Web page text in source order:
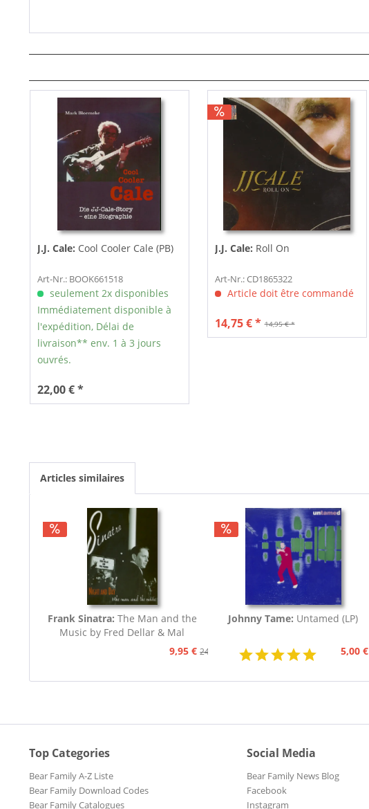
J.J. Cale: Cool Cooler Cale (PB)
Art-Nr.: BOOK661518
seulement 2x disponibles
Immédiatement disponible à
l'expédition, Délai de
livraison** env. 1 à 3 jours
ouvrés.
22,00 € *
J.J. Cale: Roll On
Art-Nr.: CD1865322
Article doit être commandé
14,95 € *
14,75 € *
Articles similaires
Frank Sinatra: The Man and the
Music by Fred Dellar & Mal
9,95 € 24,95 €
Johnny Tame: Untamed (LP)
5,00 €
Top Categories
Bear Family A-Z Liste
Bear Family Download Codes
Bear Family Catalogues
Social Media
Bear Family News Blog
Facebook
Instagram